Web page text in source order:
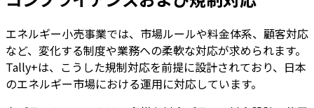
エネルギー小売事業では、市場ルールや料金体系、顧客対応
など、変化する制度や業務への柔軟な対応が求められます。
Tally+は、こうした規制対応を前提に設計されており、日本
のエネルギー市場における運用に対応しています。